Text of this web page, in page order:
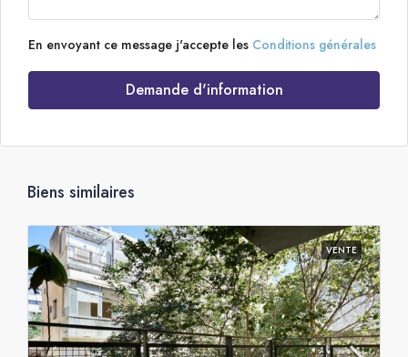
En envoyant ce message j'accepte les Conditions générales
Demande d'information
Biens similaires
VENTE